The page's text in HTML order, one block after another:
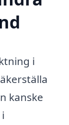
i
kanske